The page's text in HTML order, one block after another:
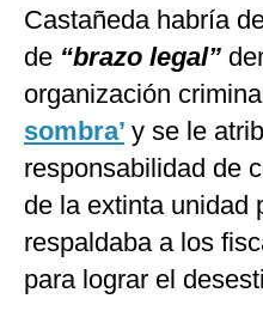
Castañeda habría
de “brazo legal”
organización
sombra’ y se le
responsabilidad de
de la extinta unidad
respaldaba a los
para lograr el